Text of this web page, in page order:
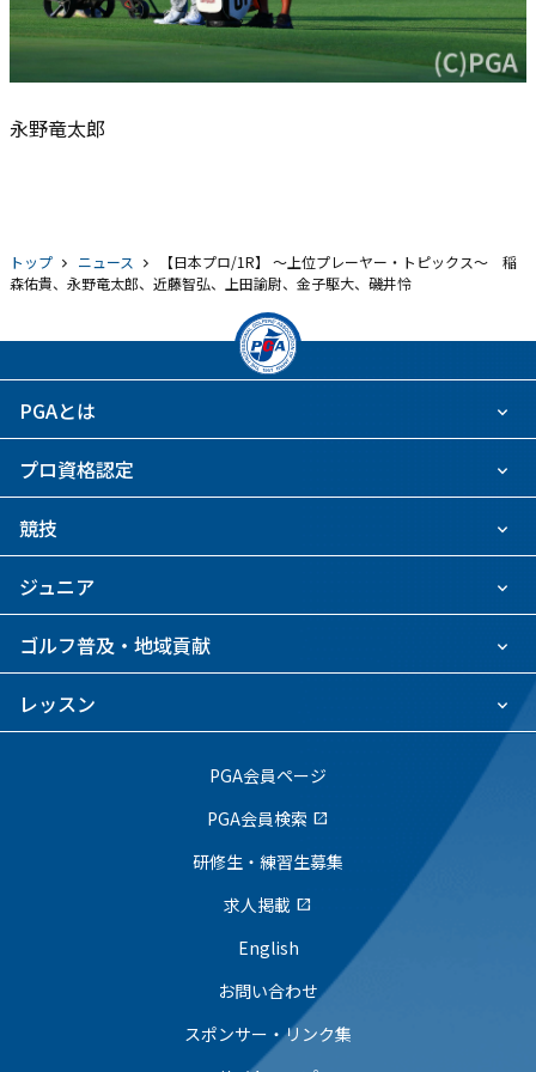
永野竜太郎
トップ ニュース
【日本プロ/1R】 ～上位プレーヤー・トピックス～ 稲
森佑貴、永野竜太郎、近藤智弘、上田諭尉、金子駆大、磯井怜
PGAとは
プロ資格認定
競技
ジュニア
ゴルフ普及・地域貢献
レッスン
PGA会員ページ
PGA会員検索 open_in_new
研修生・練習生募集
求人掲載 open_in_new
English
お問い合わせ
スポンサー・リンク集